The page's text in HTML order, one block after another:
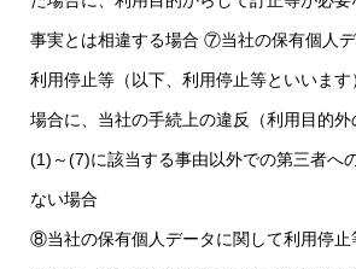
事実とは相違する場合 ⑦当社の保有個人デ
利用停止等（以下、利用停止等といいま
場合に、当社の手続上の違反（利用目的
(1)～(7)に該当する事由以外での第三者へ
ない場合
⑧当社の保有個人データに関して利用停止